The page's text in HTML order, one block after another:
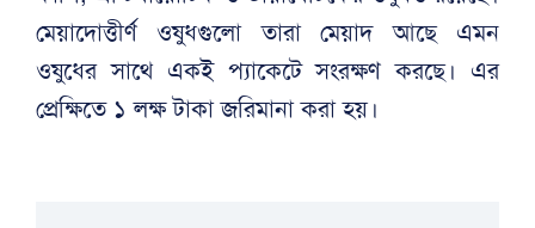
মেয়াদোত্তীর্ণ ওষুধগুলো তারা মেয়াদ আছে এমন
ওষুধের সাথে একই প্যাকেটে সংরক্ষণ করছে। এর
প্রেক্ষিতে ১ লক্ষ টাকা জরিমানা করা হয়।